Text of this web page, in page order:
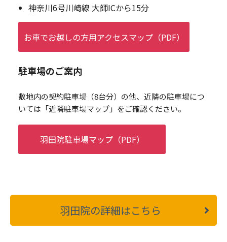
神奈川6号川崎線 大師ICから15分
お車でお越しの方用アクセスマップ（PDF）
駐車場のご案内
敷地内の契約駐車場（8台分）の他、近隣の駐車場につ
いては「近隣駐車場マップ」をご確認ください。
羽田院駐車場マップ（PDF）
羽田院の詳細はこちら